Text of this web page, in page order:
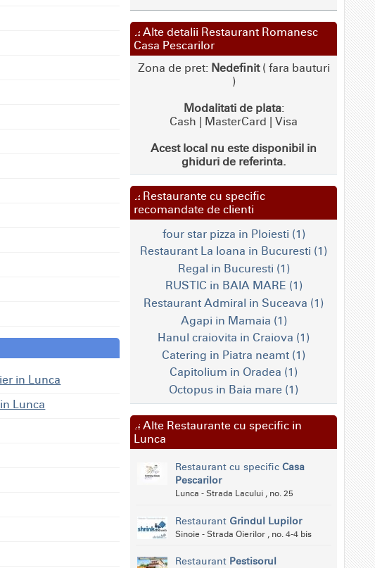
in Lunca
Lunca
Alte detalii Restaurant Romanesc
Casa Pescarilor
Zona de pret: Nedefinit( fara bauturi
)
Modalitati de plata:
Cash | MasterCard | Visa
Acest local nu este disponibil in
ghiduri de referinta.
Restaurante cu specific
recomandate de clienti
four star pizza in Ploiesti (1)
Restaurant La Ioana in Bucuresti (1)
Regal in Bucuresti (1)
RUSTIC in BAIA MARE (1)
Restaurant Admiral in Suceava (1)
Agapi in Mamaia (1)
Hanul craiovita in Craiova (1)
Catering in Piatra neamt (1)
Capitolium in Oradea (1)
Octopus in Baia mare (1)
Alte Restaurante cu specific in
Lunca
Restaurant cu specific Casa
Pescarilor
Lunca - Strada Lacului , no. 25
Restaurant Grindul Lupilor
Sinoie - Strada Oierilor , no. 4-4 bis
Restaurant Pestisorul